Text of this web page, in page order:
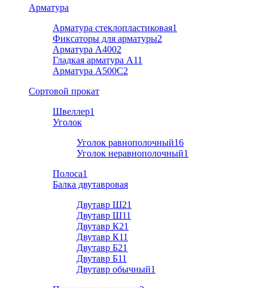
Арматура
Арматура стеклопластиковая1
Фиксаторы для арматуры2
Арматура А4002
Гладкая арматура А11
Арматура A500C2
Cортовой прокат
Швеллер1
Уголок
Уголок равнополочный16
Уголок неравнополочный1
Полоса1
Балка двутавровая
Двутавр Ш21
Двутавр Ш11
Двутавр К21
Двутавр К11
Двутавр Б21
Двутавр Б11
Двутавр обычный1